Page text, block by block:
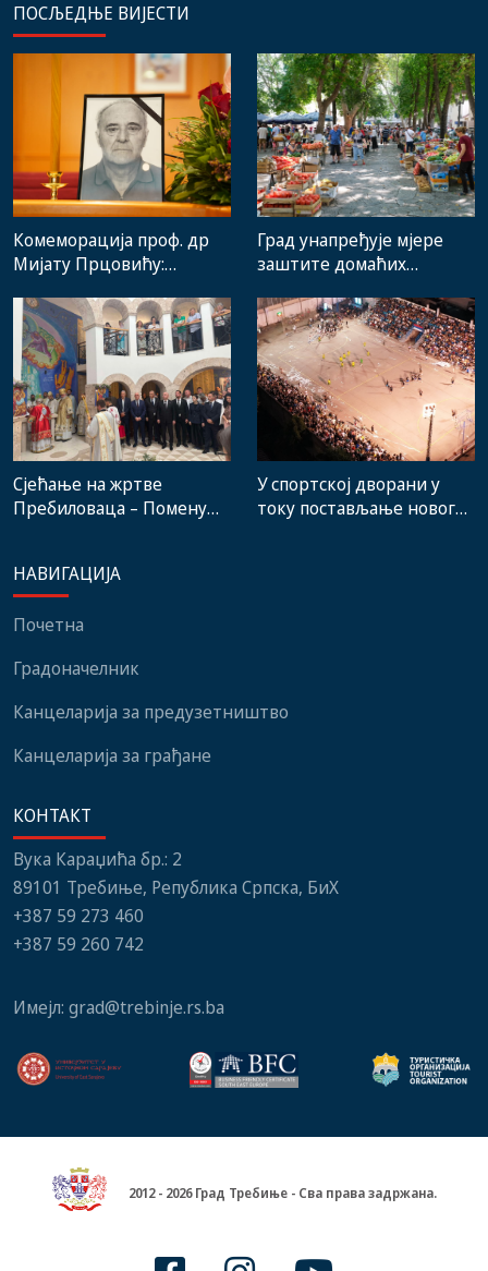
ПОСЉЕДЊЕ ВИЈЕСТИ
Комеморација проф. др
Мијату Прцовићу:
стручњака и човјека који
је Требиње носио у срцу
Град унапређује мјере
заштите домаћих
градске пијаце
Сјећање на жртве
Пребиловаца – Помену
институција, локалних
заједница и грађани
У спортској дворани у
току постављање новог
НАВИГАЦИЈА
Почетна
Градоначелник
Канцеларија за предузетништво
Канцеларија за грађане
КОНТАКТ
Вука Караџића бр.: 2
89101 Требиње, Република Српска, БиХ
+387 59 273 460
+387 59 260 742
Имејл: grad@trebinje.rs.ba
2012 - 2026 Град Требиње - Сва права задржана.